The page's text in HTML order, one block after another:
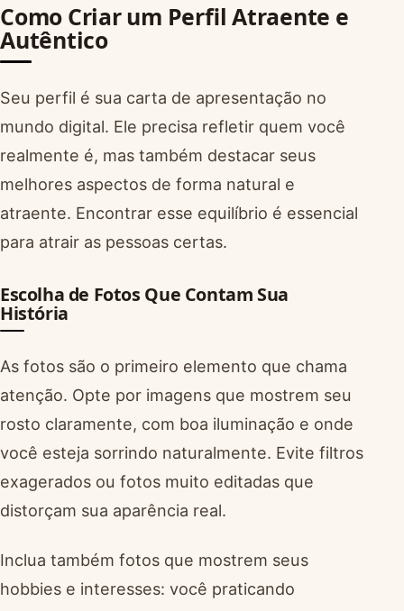
Como Criar um Perfil Atraente e
Autêntico
Seu perfil é sua carta de apresentação no
mundo digital. Ele precisa refletir quem você
realmente é, mas também destacar seus
melhores aspectos de forma natural e
atraente. Encontrar esse equilíbrio é essencial
para atrair as pessoas certas.
Escolha de Fotos Que Contam Sua
História
As fotos são o primeiro elemento que chama
atenção. Opte por imagens que mostrem seu
rosto claramente, com boa iluminação e onde
você esteja sorrindo naturalmente. Evite filtros
exagerados ou fotos muito editadas que
distorçam sua aparência real.
Inclua também fotos que mostrem seus
hobbies e interesses: você praticando